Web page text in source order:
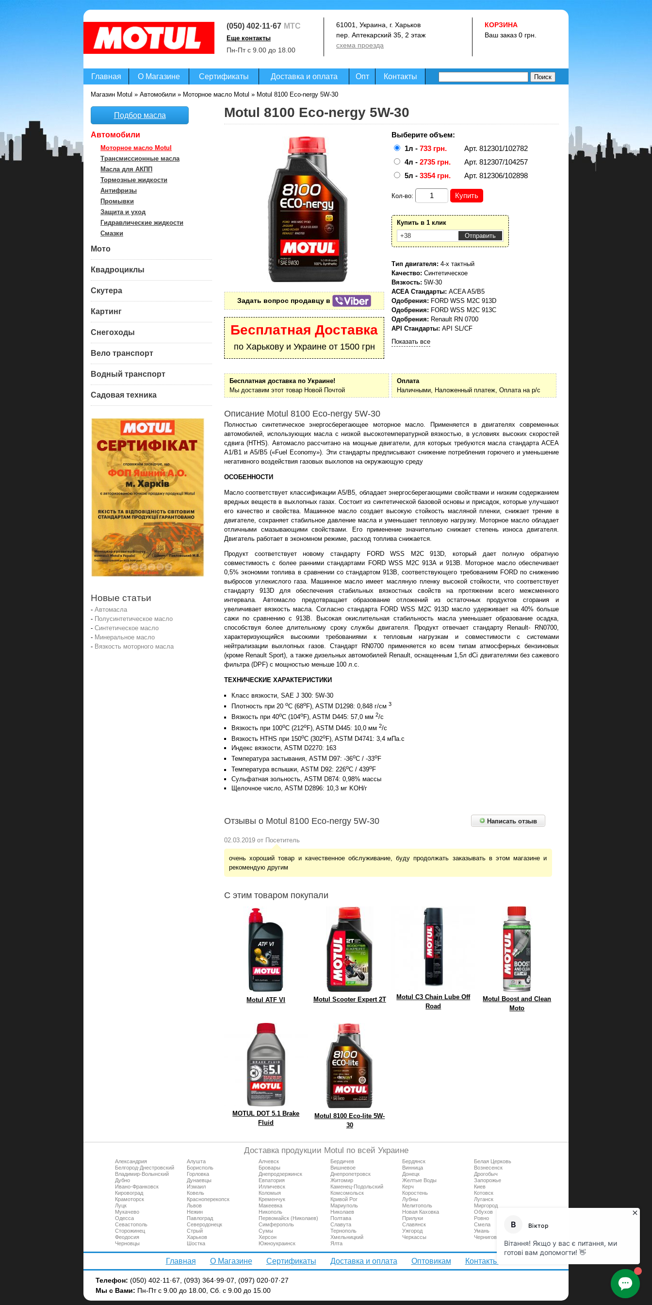
Магазин Motul » Автомобили » Моторное масло Motul » Motul 8100 Eco-nergy 5W-30
Motul 8100 Eco-nergy 5W-30
Задать вопрос продавцу в
Бесплатная Доставка
по Харькову и Украине от 1500 грн
Выберите объем:
1л - 733 грн.
Арт. 812301/102782
4л - 2735 грн.
Арт. 812307/104257
5л - 3354 грн. Арт. 812306/102898
Кол-во:
Купить в 1 клик
Тип двигателя: 4-х тактный
Качество: Синтетическое
Вязкость: 5W-30
ACEA Стандарты: ACEA A5/B5
Одобрения: FORD WSS M2C 913D
Одобрения: FORD WSS M2C 913C
Одобрения: Renault RN 0700
API Стандарты: API SL/CF
Показать все
Бесплатная доставка по Украине!
Мы доставим этот товар Новой Почтой
Оплата
Наличными, Наложенный платеж, Оплата на р/с
Описание Motul 8100 Eco-nergy 5W-30
Полностью синтетическое энергосберегающее моторное масло. Применяется в двигателях современных
автомобилей, использующих масла с низкой высокотемпературной вязкостью, в условиях высоких скоростей
сдвига (HTHS). Автомасло рассчитано на мощные двигатели, для которых требуются масла стандарта ACEA
A1/B1 и А5/В5 («Fuel Economy»). Эти стандарты предписывают снижение потребления горючего и уменьшение
негативного воздействия газовых выхлопов на окружающую среду
ОСОБЕННОСТИ
Масло соответствует классификации A5/B5, обладает энергосберегающими свойствами и низким содержанием
вредных веществ в выхлопных газах. Состоит из синтетической базовой основы и присадок, которые улучшают
его качество и свойства. Машинное масло создает высокую стойкость масляной пленки, снижает трение в
двигателе, сохраняет стабильное давление масла и уменьшает тепловую нагрузку. Моторное масло обладает
отличными смазывающими свойствами. Его применение значительно снижает степень износа двигателя.
Двигатель работает в экономном режиме, расход топлива снижается.
Продукт соответствует новому стандарту FORD WSS M2C 913D, который дает полную обратную
совместимость с более ранними стандартами FORD WSS M2C 913A и 913B. Моторное масло обеспечивает
0,5% экономии топлива в сравнении со стандартом 913B, соответствующего требованиям FORD по снижению
выбросов углекислого газа. Машинное масло имеет масляную пленку высокой стойкости, что соответствует
стандарту 913D для обеспечения стабильных вязкостных свойств на протяжении всего межсменного
интервала. Автомасло предотвращает образование отложений из остаточных продуктов сгорания и
увеличивает вязкость масла. Согласно стандарта FORD WSS M2C 913D масло удерживает на 40% больше
сажи по сравнению с 913B. Высокая окислительная стабильность масла уменьшает образование осадка,
способствуя более длительному сроку службы двигателя. Продукт отвечает стандарту Renault- RN0700,
характеризующийся высокими требованиями к тепловым нагрузкам и совместимости с системами
нейтрализации выхлопных газов. Стандарт RN0700 применяется ко всем типам атмосферных бензиновых
(кроме Renault Sport), а также дизельных автомобилей Renault, оснащенным 1,5л dCi двигателями без сажевого
фильтра (DPF) с мощностью меньше 100 л.с.
ТЕХНИЧЕСКИЕ ХАРАКТЕРИСТИКИ
Класс вязкости, SAE J 300: 5W-30
Плотность при 20 oC (68oF), ASTM D1298: 0,848 г/см 3
Вязкость при 40oC (104oF), ASTM D445: 57,0 мм 2/с
Вязкость при 100oC (212oF), ASTM D445: 10,0 мм 2/с
Вязкость HTHS при 150oC (302oF), ASTM D4741: 3,4 мПа.с
Индекс вязкости, ASTM D2270: 163
Температура застывания, ASTM D97: -36oC / -33oF
Температура вспышки, ASTM D92: 226oC / 439oF
Сульфатная зольность, ASTM D874: 0,98% массы
Щелочное число, ASTM D2896: 10,3 мг KOH/г
Отзывы о Motul 8100 Eco-nergy 5W-30 Написать отзыв
02.03.2019 от Посетитель
очень хороший товар и качественное обслуживание, буду продолжать заказывать в этом магазине и
рекомендую другим
С этим товаром покупали
Motul ATF VI Motul Scooter Expert 2T
Motul C3 Chain Lube Off
Road
Motul Boost and Clean
Moto
MOTUL DOT 5.1 Brake
Fluid
Motul 8100 Eco-lite 5W-
30
Подбор масла
Автомобили
Моторное масло Motul
Трансмиссионные масла
Масла для АКПП
Тормозные жидкости
Антифризы
Промывки
Защита и уход
Гидравлические жидкости
Смазки
Мото
Квадроциклы
Скутера
Картинг
Снегоходы
Вело транспорт
Водный транспорт
Садовая техника
Новые статьи
- Автомасла
- Полусинтетическое масло
- Синтетическое масло
- Минеральное масло
- Вязкость моторного масла
(050) 402·11·67 МТС
Еще контакты
(093) 364·99·07Life
Пн-Пт с 9.00 до 18.00
61001, Украина, г. Харьков
пер. Аптекарский 35, 2 этаж
схема проезда
КОРЗИНА
Ваш заказ 0 грн.
Главная О Магазине Сертификаты Доставка и оплата Опт Контакты
Доставка продукции Motul по всей Украине
Александрия Алушта Алчевск Бердичев Бердянск
Белая Церковь
Белгород-Днестровский
Борисполь Бровары Вишневое Винница
Вознесенск
Владимир-Волынский
Горловка Днепродзержинск Днепропетровск Донецк
Дрогобыч
Дубно
Дунаевцы Евпатория Житомир Желтые Воды
Запорожье
Ивано-Франковск
Измаил Илличевск Каменец-Подольский Керч
Киев
Кировоград
Ковель Коломыя Комсомольск Коростень
Котовск
Крамоторск
Красноперекопск Кременчук Кривой Рог Лубны
Луганск
Луцк
Львов Макеевка Мариуполь Мелитополь
Миргород
Мукачево
Нежин Никополь Николаев Новая Каховка
Обухов
Одесса
Павлоград Первомайск (Николаев) Полтава Прилуки
Ровно
Севастополь
Северодонецк Симферополь Славута Славянск
Смела
Сторожинец
Стрый Сумы Тернополь Ужгород
Умань
Феодосия
Харьков Херсон Хмельницкий Черкассы
Чернигов
Черновцы
Шостка Южноукраинск Ялта
Главная О Магазине Сертификаты Доставка и оплата Оптовикам Контакты
Телефон: (050) 402·11·67, (093) 364·99·07, (097) 020·07·27
Мы c Вами: Пн-Пт с 9.00 до 18.00, Сб. с 9.00 до 15.00